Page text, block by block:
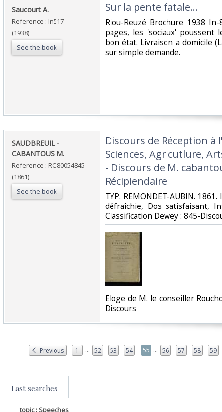
‎Saucourt A.‎
Reference : ln517
(1938)
See the book
‎Sur la pente fatale...‎
‎Riou-Reuzé Brochure 1938
pages, les 'sociaux' poussent
bon état. Livraison a domicile
sur simple demande.‎
‎SAUDBREUIL -
CABANTOUS M.‎
Reference : RO80054845
(1861)
See the book
‎Discours de Réception à
Sciences, Agricutlure,
- Discours de M.
Récipiendaire‎
‎TYP. REMONDET-AUBIN.
défraîchie, Dos satisfaisant,
Classification Dewey : 845-
‎Eloge de M. le conseiller
Discours‎
Previous 1 ... 52 53 54 55 ... 56 57 58 59
Last searches
topic : Speeches